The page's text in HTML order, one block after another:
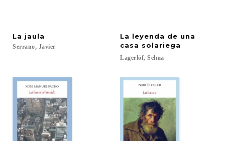
La jaula
Serrano, Javier
La leyenda de una
casa solariega
Lagerlöf, Selma